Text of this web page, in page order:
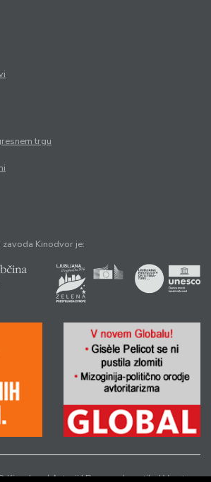
trgu
Kinodvor je:
Kinodvor |Avtorji|Pravno obvestilo|Varstvo